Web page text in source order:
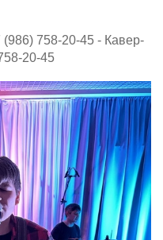
(986) 758-20-45 - Кавер-
20-45